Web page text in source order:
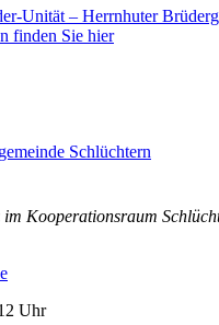
Schlüchtern
Unität – Herrnhuter
finden Sie hier
im Kooperationsraum
Uhr